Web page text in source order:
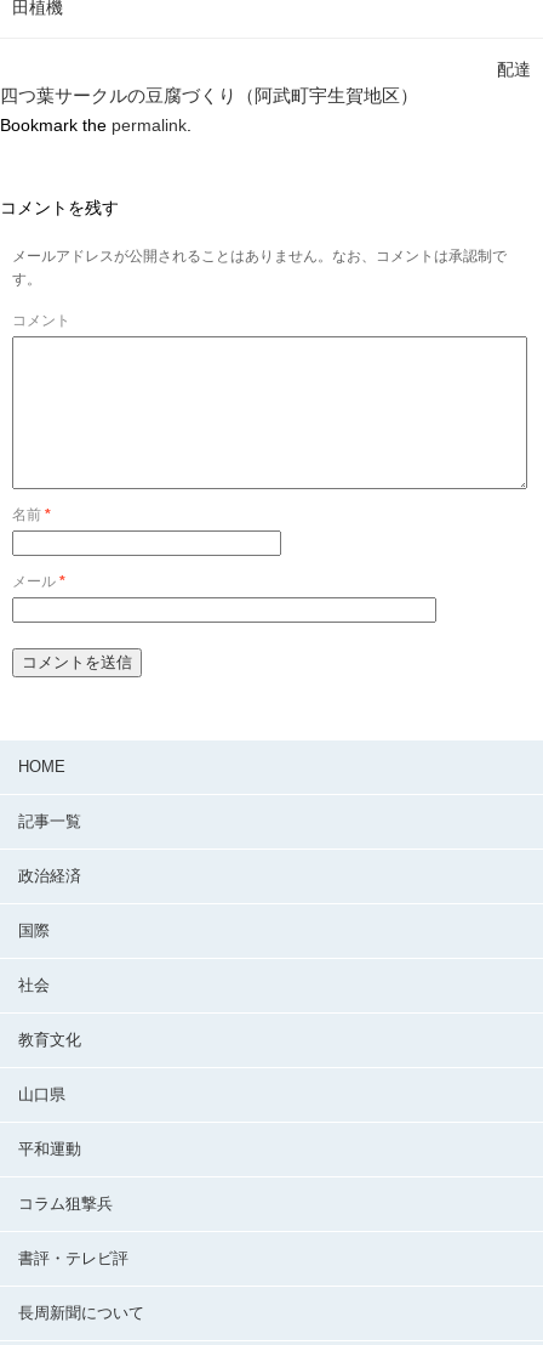
田植機
配達
四つ葉サークルの豆腐づくり（阿武町宇生賀地区）
Bookmark the permalink
コメントを残す
メールアドレスが公開されることはありません。なお、コメントは承認制で
す。
コメント
名前 *
メール *
HOME
記事一覧
政治経済
国際
社会
教育文化
山口県
平和運動
コラム狙撃兵
書評・テレビ評
長周新聞について